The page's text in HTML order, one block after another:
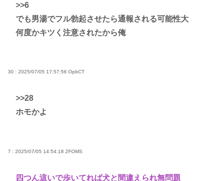
>>6
でも男湯でフル勃起させたら通報される可能性大
何度かキツく注意されたから俺
30 : 2025/07/05 17:57:56 OpbCT
>>28
ホモかよ
7 : 2025/07/05 14:54:18 2FOMS
四つん這いで歩いてれば犬と間違えられ無問題